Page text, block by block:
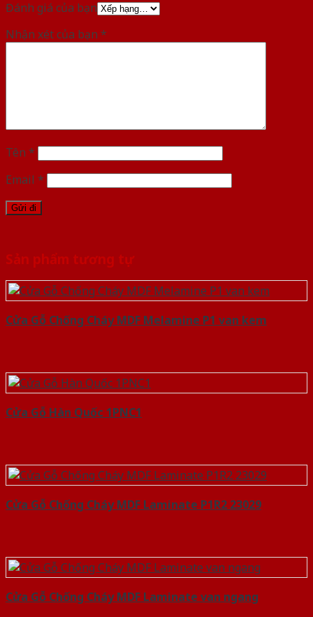
Đánh giá của bạn
Nhận xét của bạn *
Tên *
Email *
Sản phẩm tương tự
Cửa Gỗ Chống Cháy MDF Melamine P1 van kem
Cửa Gỗ Hàn Quốc 1PNC1
Cửa Gỗ Chống Cháy MDF Laminate P1R2 23029
Cửa Gỗ Chống Cháy MDF Laminate van ngang